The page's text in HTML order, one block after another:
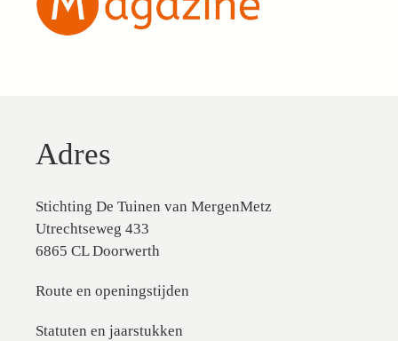
Adres
Stichting De Tuinen van MergenMetz
Utrechtseweg 433
6865 CL Doorwerth
Route en openingstijden
Statuten en jaarstukken